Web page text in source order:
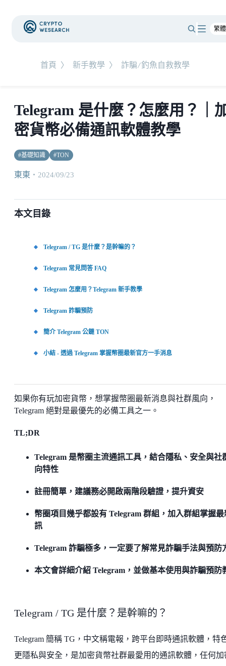
首頁 〉 新手教學 〉 詐騙/釣魚自救教學
Telegram 是什麼？怎麼用？｜
密貨幣必備通訊軟體教學
#基礎知識 #TON
東東 ・ 2024/09/23
本文目錄
Telegram / TG 是什麼？是幹嘛的？
Telegram 常見問答 FAQ
Telegram 怎麼用？Telegram 新手教學
Telegram 詐騙預防
簡介 Telegram 公鏈 TON
小結 - 透過 Telegram 掌握幣圈最新官方一手消息
如果你有玩加密貨幣，想掌握幣圈最新消息與社群風向，
Telegram 絕對是最優先的必備工具之一。
TL;DR
Telegram 是幣圈主流通訊工具，結合隱私、安全與社
向特性
註冊簡單，建議務必開啟兩階段驗證，提升資安
幣圈項目幾乎都設有 Telegram 群組，加入群組掌握最
訊
Telegram 詐騙極多，一定要了解常見詐騙手法與預防
本文會詳細介紹 Telegram，並做基本使用與詐騙預防
Telegram / TG 是什麼？是幹嘛的？
Telegram 簡稱 TG，中文稱電報，跨平台即時通訊軟體，特
更隱私與安全，是加密貨幣社群最愛用的通訊軟體，任何加